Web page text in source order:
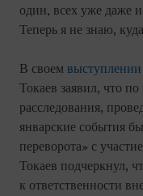
один, всех уже
Теперь я не знаю,
В своем выступлении
Токаев заявил, что
расследования,
январские события
переворота» с
Токаев подчеркнул,
к ответственности